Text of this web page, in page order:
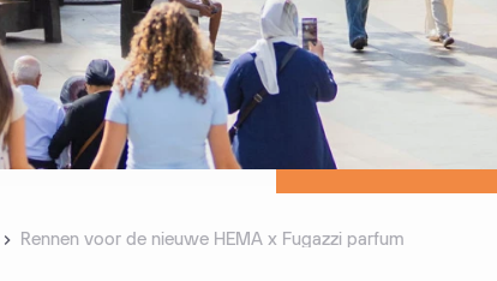
Rennen voor de nieuwe HEMA x Fugazzi parfum